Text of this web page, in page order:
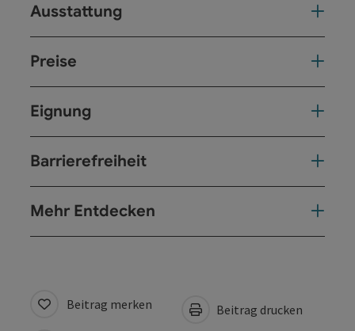
Ausstattung
Preise
Eignung
Barrierefreiheit
Mehr Entdecken
Beitrag merken Beitrag drucken